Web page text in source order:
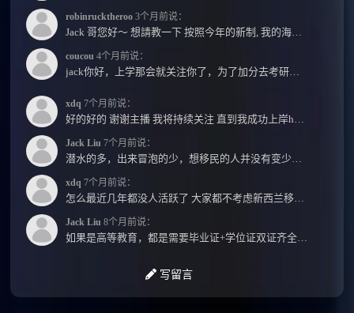
robinrucktheroo 3个月前说：
Jack 哥您好～ 想請教一下 按照今年的新制, 我的海外本科學歷需要經過NZQA認證嗎？ 現在網上說...
coucou 4个月前说：
jack你好，上学那会就关注你了，为了加分去考研现在有个尴尬的地方了：我专科直接考研没有本...
xdq 7个月前说：
好的好的 谢谢主播 我将持续关注 直到我成功上岸hhhh
Jack Liu 7个月前说：
潜水的多，出来冒泡的少，想移民的人并没有变少，但现实因素影响了大家的热情度，政策原因...
xdq 7个月前说：
怎么最近几年都没人活跃了 大家都不考虑新西兰移民了嘛？ 没什么人评论，也没什么新的消息...
Jack Liu 8个月前说：
如果是高等教育，都是需要毕业证+学位证双证齐全才能免NZQA认证，单证都需要额外认证，获得...
写留言